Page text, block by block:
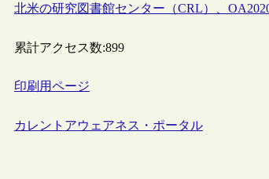
北米の研究図書館センター（CRL）、
累計アクセス数:899
印刷用ページ
カレントアウェアネス・ポータル